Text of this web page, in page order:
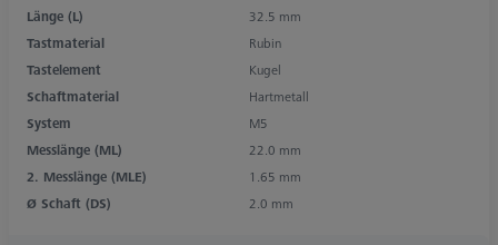
Länge (L)
32.5 mm
Tastmaterial
Rubin
Tastelement
Kugel
Schaftmaterial
Hartmetall
System
M5
Messlänge (ML)
22.0 mm
2. Messlänge (MLE)
1.65 mm
Ø Schaft (DS)
2.0 mm